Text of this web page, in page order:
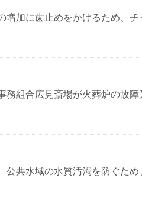
増加に歯止めをかけるため、チ
務組合広見斎場が火葬炉の故障
公共水域の水質汚濁を防ぐため